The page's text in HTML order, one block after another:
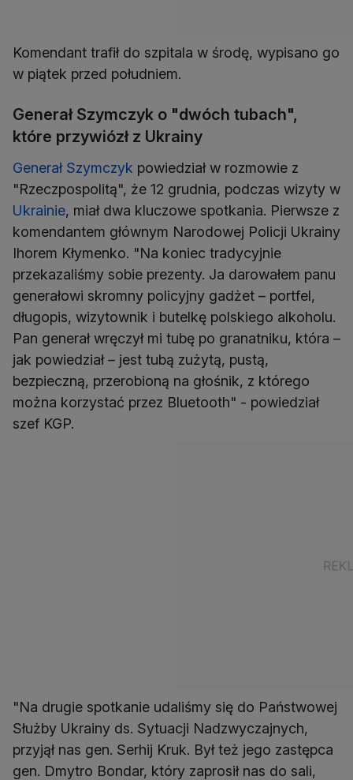
Komendant trafił do szpitala w środę, wypisano go
w piątek przed południem.
Generał Szymczyk o "dwóch tubach",
które przywiózł z Ukrainy
Generał Szymczyk powiedział w rozmowie z
"Rzeczpospolitą", że 12 grudnia, podczas wizyty w
Ukrainie, miał dwa kluczowe spotkania. Pierwsze z
komendantem głównym Narodowej Policji Ukrainy
Ihorem Kłymenko. "Na koniec tradycyjnie
przekazaliśmy sobie prezenty. Ja darowałem panu
generałowi skromny policyjny gadżet – portfel,
długopis, wizytownik i butelkę polskiego alkoholu.
Pan generał wręczył mi tubę po granatniku, która –
jak powiedział – jest tubą zużytą, pustą,
bezpieczną, przerobioną na głośnik, z którego
można korzystać przez Bluetooth" - powiedział
szef KGP.
"Na drugie spotkanie udaliśmy się do Państwowej
Służby Ukrainy ds. Sytuacji Nadzwyczajnych,
przyjął nas gen. Serhij Kruk. Był też jego zastępca
gen. Dmytro Bondar, który zaprosił nas do sali,